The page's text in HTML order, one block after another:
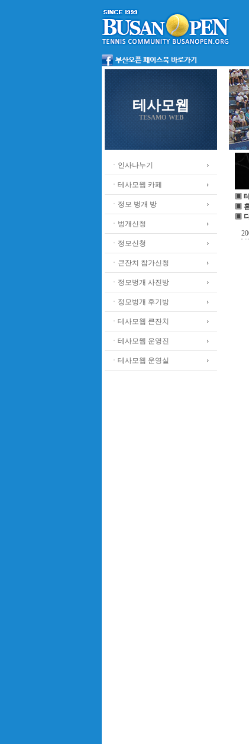
테사모웹
TESAMO WEB
ㆍ인사나누기
ㆍ테사모웹 카페
ㆍ정모 벙개 방
ㆍ벙개신청
ㆍ정모신청
ㆍ큰잔치 참가신청
ㆍ정모벙개 사진방
ㆍ정모벙개 후기방
ㆍ테사모웹 큰잔치
ㆍ테사모웹 운영진
ㆍ테사모웹 운영실
▣
▣
▣